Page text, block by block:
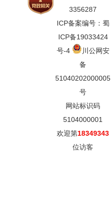
3356287
ICP备案编号：蜀
ICP备19033424
号-4
川公网安
备
51040202000005
号
网站标识码
5104000001
欢迎第18349343
位访客